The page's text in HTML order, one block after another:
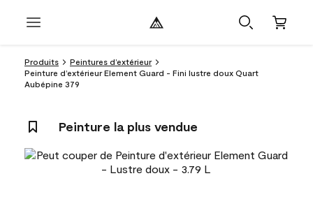
Produits
Peintures d’extérieur
Peinture d’extérieur Element Guard - Fini lustre doux Quart
Aubépine 379
Peinture la plus vendue